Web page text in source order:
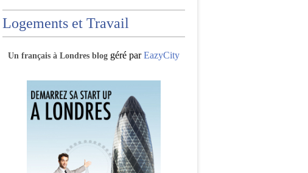
Logements et Travail
Un français à Londres blog géré parEazyCity